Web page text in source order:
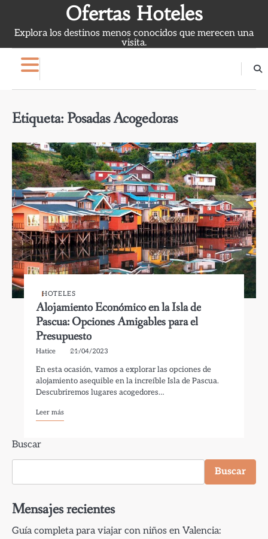
content
Ofertas Hoteles
Explora los destinos menos conocidos que merecen una
visita.
Etiqueta: Posadas Acogedoras
HOTELES
Alojamiento Económico en la Isla de
Pascua: Opciones Amigables para el
Presupuesto
Hatice 21/04/2023
En esta ocasión, vamos a explorar las opciones de
alojamiento asequible en la increíble Isla de Pascua.
Descubriremos lugares acogedores…
Leer más
Buscar
Buscar
Mensajes recientes
Guía completa para viajar con niños en Valencia: